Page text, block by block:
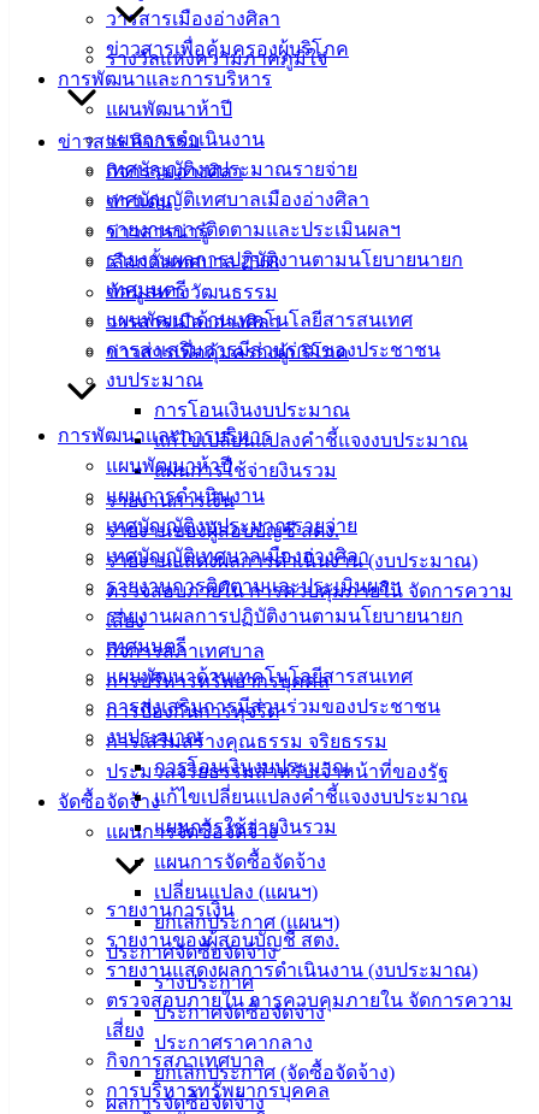
วารสารเมืองอ่างศิลา
ข่าวสารเพื่อคุ้มครองผู้บริโภค
การพัฒนาและการบริหาร
แผนพัฒนาห้าปี
แผนการดำเนินงาน
เทศบัญญัติงบประมาณรายจ่าย
เทศบัญญัติเทศบาลเมืองอ่างศิลา
รายงานการติดตามและประเมินผลฯ
รายงานผลการปฏิบัติงานตามนโยบายนายก
เทศมนตรี
แผนพัฒนาด้านเทคโนโลยีสารสนเทศ
การส่งเสริมการมีส่วนร่วมของประชาชน
งบประมาณ
การโอนเงินงบประมาณ
แก้ไขเปลี่ยนแปลงคำชี้แจงงบประมาณ
แผนการใช้จ่ายงินรวม
รายงานการเงิน
รายงานของผู้สอบบัญชี สตง.
รายงานแสดงผลการดำเนินงาน (งบประมาณ)
ตรวจสอบภายใน การควบคุมภายใน จัดการความ
เสี่ยง
กิจการสภาเทศบาล
การบริหารทรัพยากรบุคคล
การป้องกันการทุจริต
การเสริมสร้างคุณธรรม จริยธรรม
ประมวลจริยธรรมสำหรับเจ้าหน้าที่ของรัฐ
จัดซื้อจัดจ้าง
แผนการจัดซื้อจัดจ้าง
แผนการจัดซื้อจัดจ้าง
เปลี่ยนแปลง (แผนฯ)
ยกเลิกประกาศ (แผนฯ)
ประกาศจัดซื้อจัดจ้าง
ร่างประกาศ
ประกาศจัดซื้อจัดจ้าง
ประกาศราคากลาง
ยกเลิกประกาศ (จัดซื้อจัดจ้าง)
ผลการจัดซื้อจัดจ้าง
รางวัลแห่งความภาคภูมิใจ
ข่าวสาร กิจกรรม
กิจกรรมอ่างศิลา
ข่าวเด่น
ข่าวสารน่ารู้
เลือกตั้งเทศบาล 2568
ข้อมูลทางวัฒนธรรม
วารสารเมืองอ่างศิลา
ข่าวสารเพื่อคุ้มครองผู้บริโภค
การพัฒนาและการบริหาร
แผนพัฒนาห้าปี
แผนการดำเนินงาน
เทศบัญญัติงบประมาณรายจ่าย
เทศบัญญัติเทศบาลเมืองอ่างศิลา
รายงานการติดตามและประเมินผลฯ
รายงานผลการปฏิบัติงานตามนโยบายนายก
เทศมนตรี
แผนพัฒนาด้านเทคโนโลยีสารสนเทศ
การส่งเสริมการมีส่วนร่วมของประชาชน
งบประมาณ
การโอนเงินงบประมาณ
แก้ไขเปลี่ยนแปลงคำชี้แจงงบประมาณ
แผนการใช้จ่ายงินรวม
รายงานการเงิน
รายงานของผู้สอบบัญชี สตง.
รายงานแสดงผลการดำเนินงาน (งบประมาณ)
ตรวจสอบภายใน การควบคุมภายใน จัดการความ
เสี่ยง
กิจการสภาเทศบาล
การบริหารทรัพยากรบุคคล
142-100-104
บริการ
ประชาชน
ดาวน์โหลด
แบบ
ฟอร์ม,
เอกสาร
คู่มือ
สำหรับ
ประชาชน/
ปฏิบัติ
งาน
ข่าวสาร
น่ารู้
ศุนย์
ข้อมูล
ข่าวสาร
อิเล็กทรอนิกส์
องค์
ความรู้
(Knowledge
Management)
ติดต่อ
นายก
เทศบาล
ผู้บริหาร
หัวหน้า